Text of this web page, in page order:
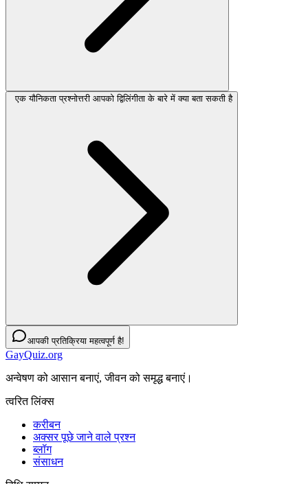
एक यौनिकता प्रश्नोत्तरी आपको द्विलिंगीता के बारे में क्या बता सकती है
आपकी प्रतिक्रिया महत्वपूर्ण है!
GayQuiz.org
अन्वेषण को आसान बनाएं, जीवन को समृद्ध बनाएं।
त्वरित लिंक्स
करीबन
अक्सर पूछे जाने वाले प्रश्न
ब्लॉग
संसाधन